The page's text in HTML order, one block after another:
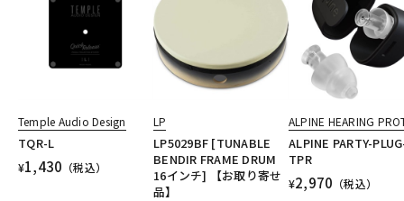
Temple Audio Design
TQR-L
¥1,430 （税込）
LP
LP5029BF [TUNABLE
BENDIR FRAME DRUM
16インチ] 【お取り寄せ
品】
ALPINE HEARING
ALPINE PARTY-
TPR
¥2,970 （税込）